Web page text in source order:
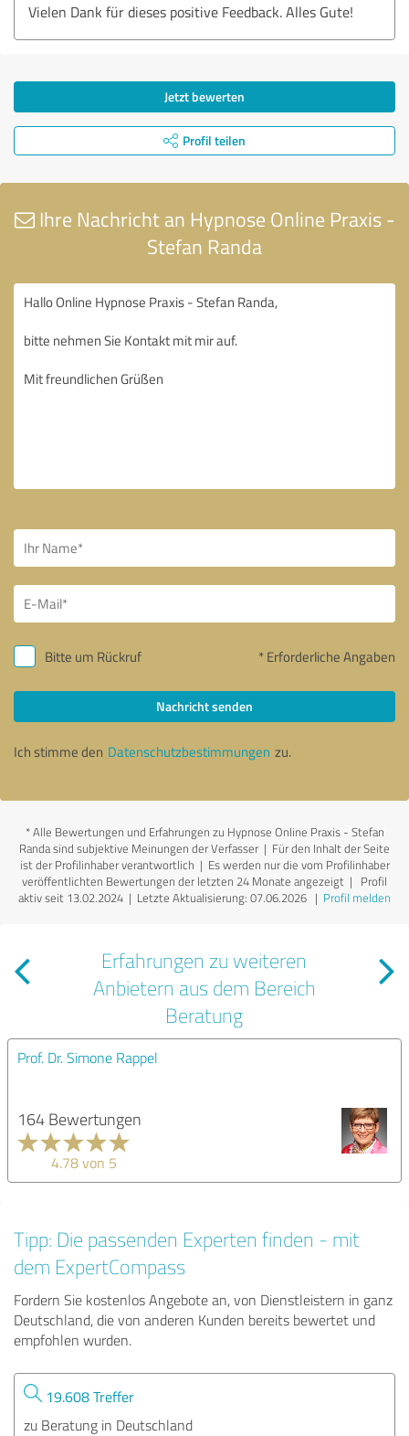
Vielen Dank für dieses positive Feedback. Alles Gute!
Jetzt bewerten
Profil teilen
Ihre Nachricht an Hypnose Online Praxis -
Stefan Randa
Bitte um Rückruf * Erforderliche Angaben
Nachricht senden
Ich stimme den Datenschutzbestimmungen zu.
*Alle Bewertungen und Erfahrungen zu Hypnose Online Praxis - Stefan
Randa sind subjektive Meinungen der Verfasser | Für den Inhalt der Seite
ist der Profilinhaber verantwortlich | Es werden nur die vom Profilinhaber
veröffentlichten Bewertungen der letzten 24 Monate angezeigt | Profil
aktiv seit 13.02.2024 | Letzte Aktualisierung: 07.06.2026 | Profil melden
Erfahrungen zu weiteren
Anbietern aus dem Bereich
Beratung
Prof. Dr. Simone Rappel
164 Bewertungen
4.78 von 5
Tipp: Die passenden Experten finden - mit
dem ExpertCompass
Fordern Sie kostenlos Angebote an, von Dienstleistern in ganz
Deutschland, die von anderen Kunden bereits bewertet und
empfohlen wurden.
19.608 Treffer
zu Beratung in Deutschland